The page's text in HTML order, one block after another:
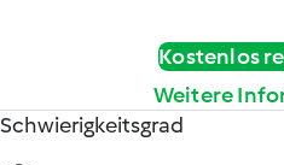
Kostenlos
Weitere
Schwierigkeitsgrad